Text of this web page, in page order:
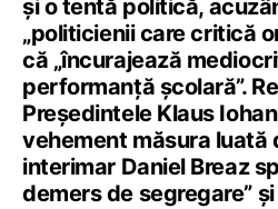
și o tentă politică,
„politicienii care critică
că „încurajează
performanță școlară”.
Președintele Klaus
vehement măsura luată
interimar Daniel Breaz
demers de segregare”